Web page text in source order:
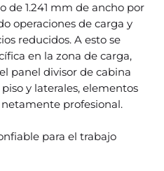
de 1.241 mm de ancho por
operaciones de carga y
reducidos. A esto se
en la zona de carga,
panel divisor de cabina
y laterales, elementos
profesional.
para el trabajo